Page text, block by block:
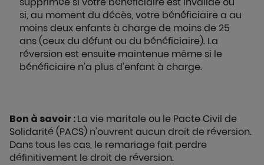
si, au moment du décès, votre bénéficiaire a au
moins deux enfants à charge de moins de 25
ans (ceux du défunt ou du bénéficiaire). La
réversion est ensuite maintenue même si le
bénéficiaire n’a plus d’enfant à charge.
Bon à savoir :La vie maritale ou le Pacte Civil de
Solidarité (PACS) n’ouvrent aucun droit de réversion.
Dans tous les cas, le remariage fait perdre
définitivement le droit de réversion.